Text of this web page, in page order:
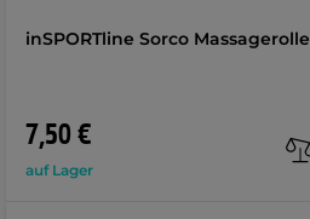
inSPORTline Sorco Massagerolle
7,50 €
auf Lager